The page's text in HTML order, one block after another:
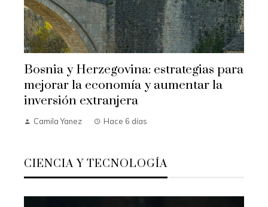
Bosnia y Herzegovina: estrategias para
mejorar la economía y aumentar la
inversión extranjera
Camila Yanez Hace 6 días
CIENCIA Y TECNOLOGÍA